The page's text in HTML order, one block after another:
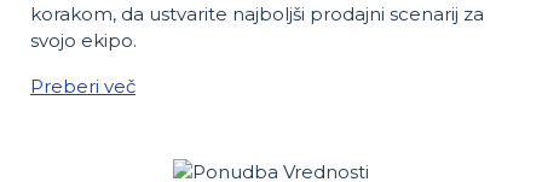
korakom, da ustvarite najboljši prodajni scenarij za
svojo ekipo.
Preberi več